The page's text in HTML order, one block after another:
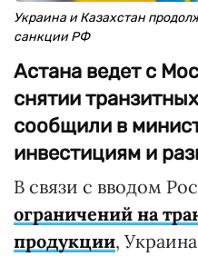
Украина и Казахстан
санкции РФ
Астана ведет с
снятии
сообщили в
инвестициям и
В связи с вводом
ограничений на
продукции,